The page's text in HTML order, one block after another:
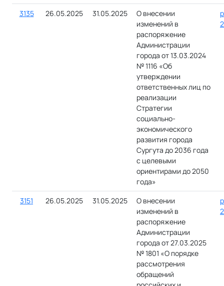
3135 26.05.2025 31.05.2025
О внесении
изменений в
распоряжение
Администрации
города от 13.03.2024
№ 1116 «Об
утверждении
ответственных лиц по
реализации
Стратегии
социально-
экономического
развития города
Сургута до 2036 года
с целевыми
ориентирами до 2050
года»
3151 26.05.2025 31.05.2025
О внесении
изменений в
распоряжение
Администрации
города от 27.03.2025
№ 1801 «О порядке
рассмотрения
обращений